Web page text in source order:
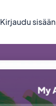
Kirjaudu sisään